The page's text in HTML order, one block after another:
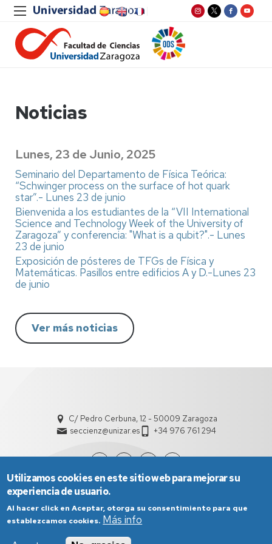
Noticias
Lunes, 23 de Junio, 2025
Seminario del Departamento de Física Teórica:
“Schwinger process on the surface of hot quark
star”.- Lunes 23 de junio
Bienvenida a los estudiantes de la “VII International
Science and Technology Week of the University of
Zaragoza” y conferencia: "What is a qubit?".- Lunes
23 de junio
Exposición de pósteres de TFGs de Física y
Matemáticas. Pasillos entre edificios A y D.-Lunes 23
de junio
Ver más noticias
C/ Pedro Cerbuna, 12 - 50009 Zaragoza
seccienz@unizar.es
+34 976 761 294
Utilizamos cookies en este sitio web para mejorar su
experiencia de usuario.
Al hacer click en Aceptar, otorga su consentimiento para que
establezcamos cookies. Más info